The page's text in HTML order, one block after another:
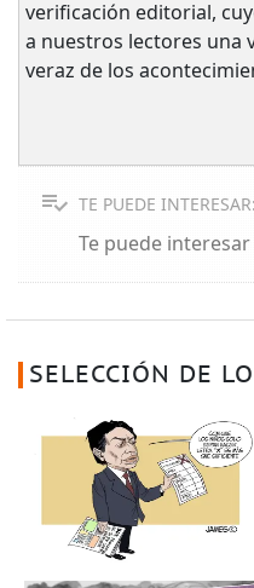
verificación editorial,
a nuestros lectores una
veraz de los
TE PUEDE INTERESAR:
Te puede interesar
SELECCIÓN DE